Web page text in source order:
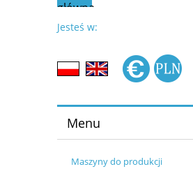
Jesteś w:
Menu
Maszyny do produkcji